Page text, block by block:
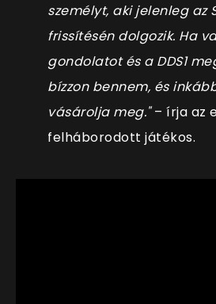
személyt, aki jelenleg az
frissítésén dolgozik. Ha
gondolatot és a DDS1
bízzon bennem, és
vásárolja meg."– írja az
felháborodott játékos.